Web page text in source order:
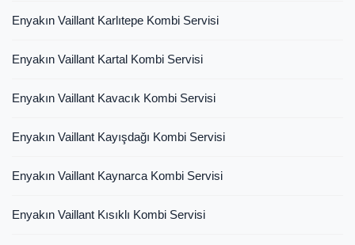
Enyakın Vaillant Karlıtepe Kombi Servisi
Enyakın Vaillant Kartal Kombi Servisi
Enyakın Vaillant Kavacık Kombi Servisi
Enyakın Vaillant Kayışdağı Kombi Servisi
Enyakın Vaillant Kaynarca Kombi Servisi
Enyakın Vaillant Kısıklı Kombi Servisi